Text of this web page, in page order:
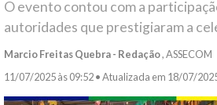
O evento contou com a
autoridades que prestigiaram a
Marcio Freitas Quebra - Redação, ASSECOM
11/07/2025 às 09:52 •Atualizada em 18/07/